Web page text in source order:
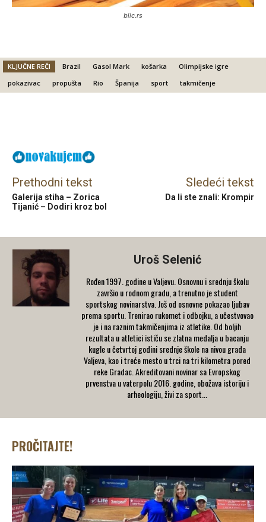
blic.rs
KLJUČNE REČI Brazil Gasol Mark košarka
Olimpijske igre
pokazivac
propušta Rio Španija sport takmičenje
Prethodni tekst
Galerija stiha – Zorica
Tijanić – Dodiri kroz bol
Sledeći tekst
Da li ste znali: Krompir
Uroš Selenić
Rođen 1997. godine u Valjevu. Osnovnu i srednju školu
završio u rodnom gradu, a trenutno je student
sportskog novinarstva. Još od osnovne pokazao ljubav
prema sportu. Trenirao rukomet i odbojku, a učestvovao
je i na raznim takmičenjima iz atletike. Od boljih
rezultata u atletici ističu se zlatna medalja u bacanju
kugle u četvrtoj godini srednje škole na nivou grada
Valjeva, kao i treće mesto u trci na tri kilometra pored
reke Gradac. Akreditovani novinar sa Evropskog
prvenstva u vaterpolu 2016. godine, obožava istoriju i
arheologiju, živi za sport...
PROČITAJTE!